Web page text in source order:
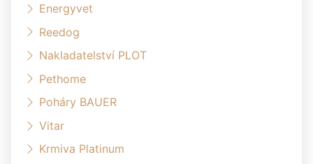
Energyvet
Reedog
Nakladatelství PLOT
Pethome
Poháry BAUER
Vitar
Krmiva Platinum